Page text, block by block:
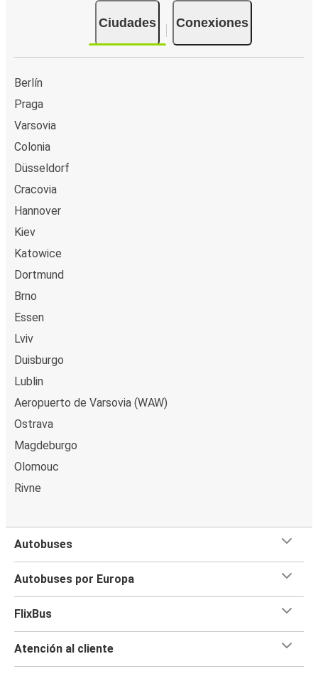
Ciudades Conexiones
Berlín
Praga
Varsovia
Colonia
Düsseldorf
Cracovia
Hannover
Kiev
Katowice
Dortmund
Brno
Essen
Lviv
Duisburgo
Lublin
Aeropuerto de Varsovia (WAW)
Ostrava
Magdeburgo
Olomouc
Rivne
Autobuses
Autobuses por Europa
FlixBus
Atención al cliente